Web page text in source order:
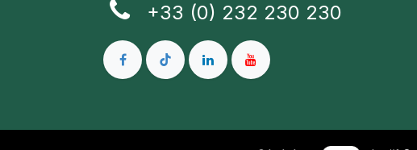
+33 (0) 232 230 230